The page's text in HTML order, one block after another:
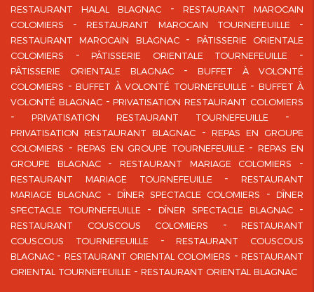
RESTAURANT HALAL BLAGNAC
RESTAURANT MAROCAIN
COLOMIERS
RESTAURANT MAROCAIN TOURNEFEUILLE
RESTAURANT MAROCAIN BLAGNAC
PÂTISSERIE ORIENTALE
COLOMIERS
PÂTISSERIE ORIENTALE TOURNEFEUILLE
PÂTISSERIE ORIENTALE BLAGNAC
BUFFET À VOLONTÉ
COLOMIERS
BUFFET À VOLONTÉ TOURNEFEUILLE
BUFFET À
VOLONTÉ BLAGNAC
PRIVATISATION RESTAURANT COLOMIERS
PRIVATISATION RESTAURANT TOURNEFEUILLE
PRIVATISATION RESTAURANT BLAGNAC
REPAS EN GROUPE
COLOMIERS
REPAS EN GROUPE TOURNEFEUILLE
REPAS EN
GROUPE BLAGNAC
RESTAURANT MARIAGE COLOMIERS
RESTAURANT MARIAGE TOURNEFEUILLE
RESTAURANT
MARIAGE BLAGNAC
DÎNER SPECTACLE COLOMIERS
DÎNER
SPECTACLE TOURNEFEUILLE
DÎNER SPECTACLE BLAGNAC
RESTAURANT COUSCOUS COLOMIERS
RESTAURANT
COUSCOUS TOURNEFEUILLE
RESTAURANT COUSCOUS
BLAGNAC
RESTAURANT ORIENTAL COLOMIERS
RESTAURANT
ORIENTAL TOURNEFEUILLE
RESTAURANT ORIENTAL BLAGNAC